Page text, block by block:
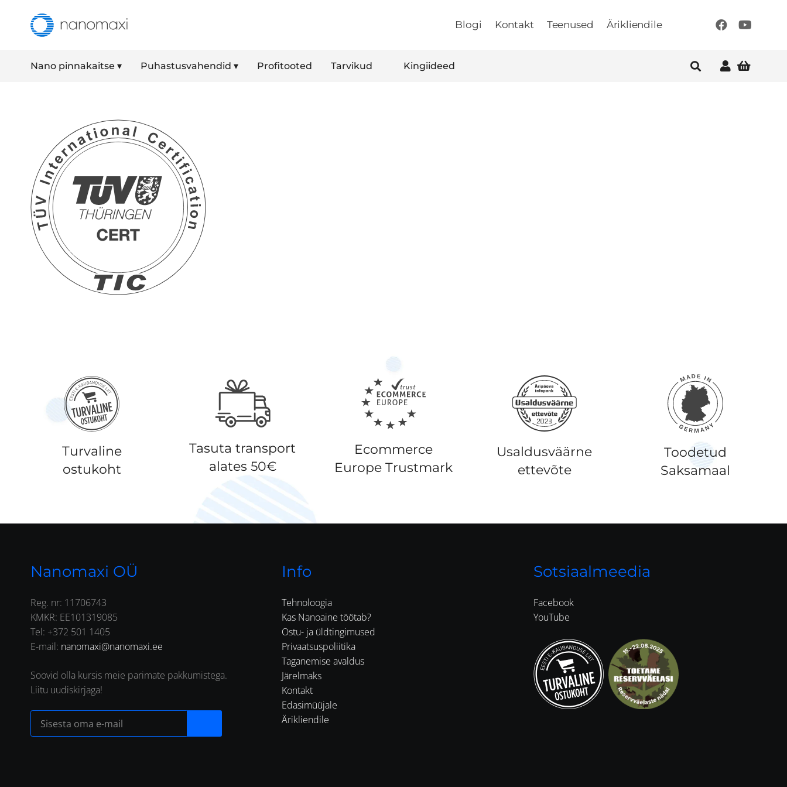
Blogi Kontakt Teenused Ärikliendile
Nano pinnakaitse ▾ Puhastusvahendid ▾ Profitooted Tarvikud Kingiideed
Turvaline
ostukoht
Tasuta transport
alates 50€
Ecommerce
Europe Trustmark
Usaldusväärne
ettevõte
Toodetud
Saksamaal
Nanomaxi OÜ
Reg. nr: 11706743
KMKR: EE101319085
Tel: +372 501 1405
E-mail: nanomaxi@nanomaxi.ee
Soovid olla kursis meie parimate pakkumistega.
Liitu uudiskirjaga!
Info
Tehnoloogia
Kas Nanoaine töötab?
Ostu- ja üldtingimused
Privaatsuspoliitika
Taganemise avaldus
Järelmaks
Kontakt
Edasimüüjale
Ärikliendile
Sotsiaalmeedia
Facebook
YouTube